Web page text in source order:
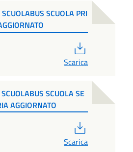
SCUOLA PRI
Scarica
SCUOLA SE
AGGIORNATO
Scarica